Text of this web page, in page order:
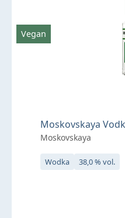
Moskovskaya
Moskovskaya
Wodka 38,0 % vol.
Vegan